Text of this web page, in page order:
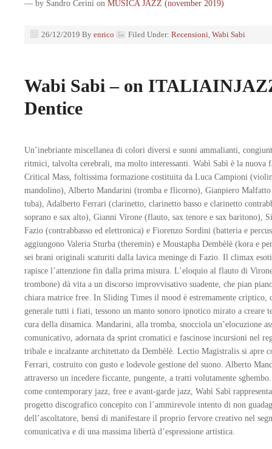
— by Sandro Cerini on MUSICA JAZZ (november 2019)
26/12/2019 By enrico Filed Under: Recensioni Wabi Sabi
Wabi Sabi – on
Dentice
Un’inebriante miscellanea di colori diversi e suoni ammalianti,
ritmici, talvolta cerebrali, ma molto interessanti. Wabì Sabì è la nuova
Critical Mass, foltissima formazione costituita da Luca Campioni
mandolino), Alberto Mandarini (tromba e flicorno), Gianpiero
tuba), Adalberto Ferrari (clarinetto, clarinetto basso e clarinetto
soprano e sax alto), Gianni Virone (flauto, sax tenore e sax baritono),
Fazio (contrabbasso ed elettronica) e Fiorenzo Sordini (batteria e
aggiungono Valeria Sturba (theremin) e Moustapha Dembèlè (kora e
sei brani originali scaturiti dalla lavica meninge di Fazio. Il climax
rapisce l’attenzione fin dalla prima misura. L’eloquio al flauto di
trombone) dà vita a un discorso improvvisativo suadente, che pian
chiara matrice free. In Sliding Times il mood è estremamente criptico,
generale tutti i fiati, tessono un manto sonoro ipnotico mirato a creare
cura della dinamica. Mandarini, alla tromba, snocciola un’elocuzione
comunicativo, adornata da sprint cromatici e fascinose incursioni nel
tribale e incalzante architettato da Dembèlè. Lectio Magistralis si apre
Ferrari, costruito con gusto e lodevole gestione del suono. Alberto
attraverso un incedere ficcante, pungente, a tratti volutamente
come contemporary jazz, free e avant-garde jazz, Wabì Sabì
progetto discografico concepito con l’ammirevole intento di non
dell’ascoltatore, bensì di manifestare il proprio fervore creativo nel
comunicativa e di una massima libertà d’espressione artistica.